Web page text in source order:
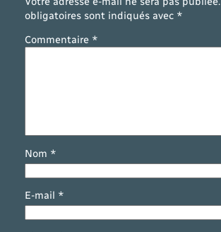
obligatoires sont indiqués avec *
Commentaire *
Nom *
E-mail *